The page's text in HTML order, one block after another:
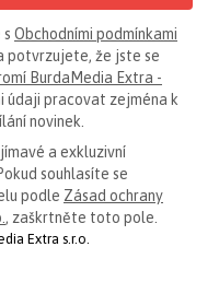
Obchodními podmínkami
potvrzujete, že jste se
BurdaMedia Extra -
údaji pracovat zejména k
novinek.
a exkluzivní
souhlasíte se
podle Zásad ochrany
, zaškrtněte toto pole.
Extra s.r.o.